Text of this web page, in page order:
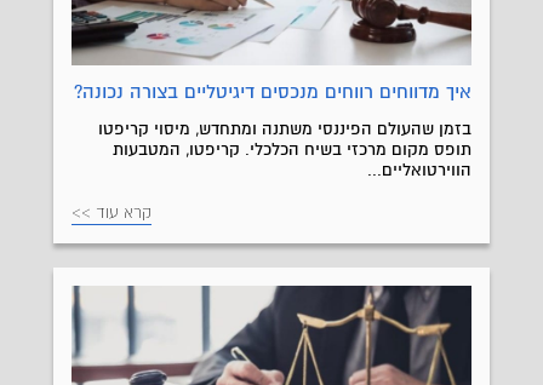
איך מדווחים רווחים מנכסים דיגיטליים בצורה נכונה?
בזמן שהעולם הפיננסי משתנה ומתחדש, מיסוי קריפטו
תופס מקום מרכזי בשיח הכלכלי. קריפטו, המטבעות
הווירטואליים...
קרא עוד >>